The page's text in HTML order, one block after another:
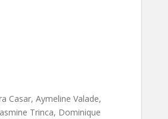
Casar, Aymeline Valade,
Trinca, Dominique